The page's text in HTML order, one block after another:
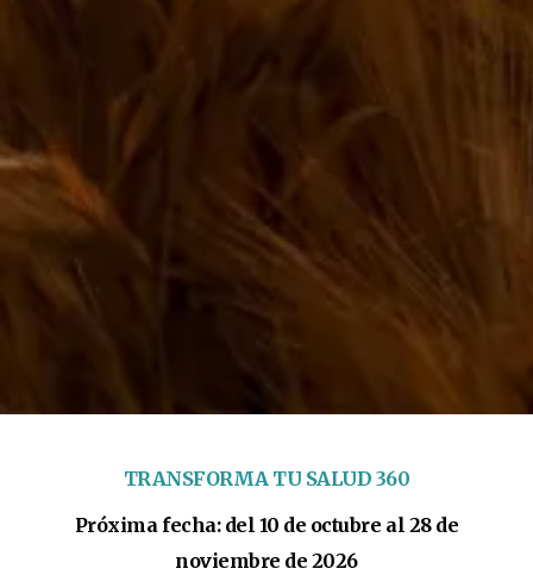
TRANSFORMA TU SALUD 360
Próxima fecha: del 10 de octubre al 28 de
noviembre de 2026